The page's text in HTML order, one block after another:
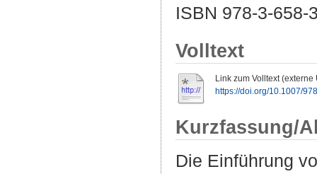
ISBN 978-3-658-
Volltext
Link zum Volltext (externe
https://doi.org/10.1007/
Kurzfassung/
Die Einführung